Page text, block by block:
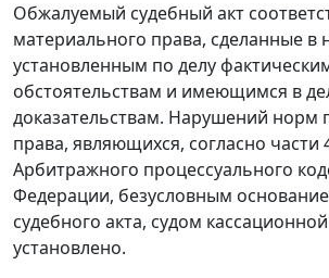
Обжалуемый судебный акт
материального права, сделанные в
установленным по делу
обстоятельствам и имеющимся в
доказательствам. Нарушений норм
права, являющихся, согласно части
Арбитражного процессуального
Федерации, безусловным
судебного акта, судом
установлено.